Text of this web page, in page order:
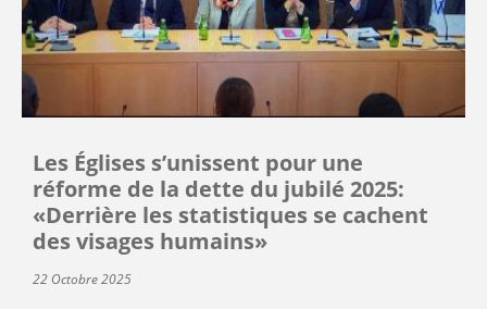
Les Églises s’unissent pour une
réforme de la dette du jubilé 2025:
«Derrière les statistiques se cachent
des visages humains»
22 Octobre 2025